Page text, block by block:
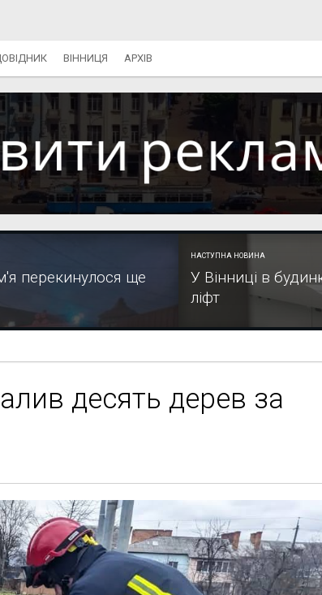
ВІННИЦЯ АРХІВ
перекинулося ще
НАСТУПНА НОВИНА
У Вінниці в
ліфт
десять дерев за